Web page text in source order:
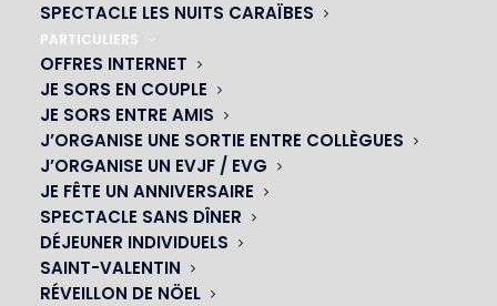
SPECTACLE LES NUITS CARAÏBES
PARTICULIERS
OFFRES INTERNET
JE SORS EN COUPLE
JE SORS ENTRE AMIS
J’ORGANISE UNE SORTIE ENTRE COLLÈGUES
J’ORGANISE UN EVJF / EVG
JE FÊTE UN ANNIVERSAIRE
SPECTACLE SANS DÎNER
DÉJEUNER INDIVIDUELS
SAINT-VALENTIN
RÉVEILLON DE NÖEL